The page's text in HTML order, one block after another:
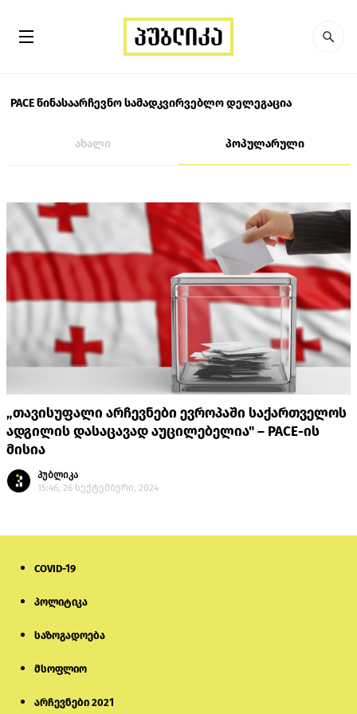
PACE წინასაარჩევნო სამადკვირვებლო დელეგაცია
ახალი პოპულარული
„თავისუფალი არჩევნები ევროპაში საქართველოს
ადგილის დასაცავად აუცილებელია" – PACE-ის
მისია
პუბლიკა
15:46, 26 სექტემბერი, 2024
COVID-19
პოლიტიკა
საზოგადოება
მსოფლიო
არჩევნები 2021